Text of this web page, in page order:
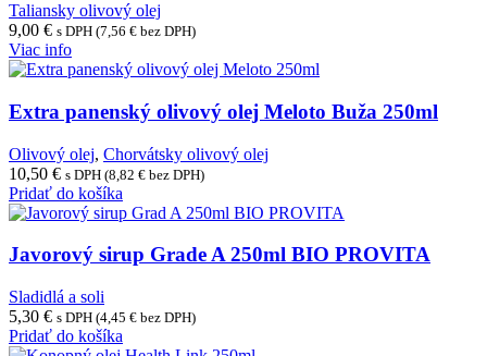
Taliansky olivový olej
9,00 € s DPH (7,56 € bez DPH)
Viac info
Extra panenský olivový olej Meloto Buža 250ml
Olivový olej, Chorvátsky olivový olej
10,50 € s DPH (8,82 € bez DPH)
Pridať do košíka
Javorový sirup Grade A 250ml BIO PROVITA
Sladidlá a soli
5,30 € s DPH (4,45 € bez DPH)
Pridať do košíka